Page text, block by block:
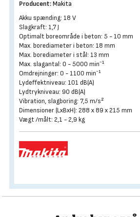
Producent:Makita
Akku spænding: 18 V
Slagkraft: 1,7 J
Optimalt boreområde i beton: 5 - 10 mm
Max. borediameter i beton: 18 mm
Max. borediameter i stål: 13 mm
Max. slagantal: 0 - 5000 min⁻¹
Omdrejninger: 0 - 1100 min⁻¹
Lydeffektniveau: 101 dB(A)
Lydtrykniveau: 90 dB(A)
Vibration, slagboring: 7,5 m/s²
Dimensioner (LxBxH): 288 x 89 x 215 mm
Vægt /målt: 2,1 - 2,9 kg